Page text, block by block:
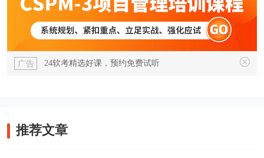
广告 24软考精选好课，预约免费试听
推荐文章